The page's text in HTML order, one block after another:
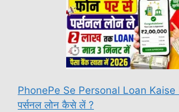
PhonePe Se Personal Loan Kaise
पर्सनल लोन कैसे लें ?